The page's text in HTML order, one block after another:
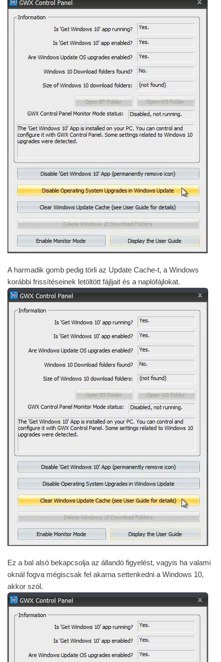
A harmadik gomb pedig törli az Update Cache-t, a Windows
korábbi frissítéseinek letöltött fájljait és a naplófájlokat.
Ez a bal alsó bekapcsolja az állandó figyelést, vagyis ha valami
oknál fogva mégiscsak fel akarna settenkedni a Windows 10,
akkor szól.